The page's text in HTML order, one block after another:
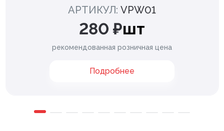
АРТИКУЛ: VPW01
280 ₽шт
рекомендованная розничная цена
Подробнее